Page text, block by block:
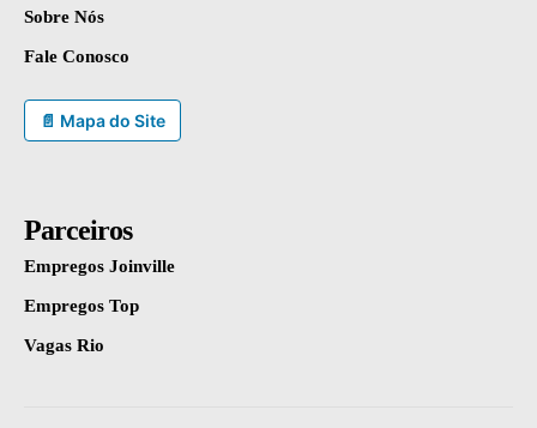
Sobre Nós
Fale Conosco
📄 Mapa do Site
Parceiros
Empregos Joinville
Empregos Top
Vagas Rio